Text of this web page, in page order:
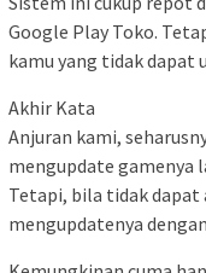
Google Play Toko.
kamu yang tidak dapat
Akhir Kata
Anjuran kami,
mengupdate gamenya
Tetapi, bila tidak
mengupdatenya